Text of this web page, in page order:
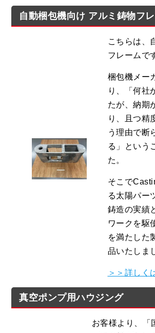
自動梱包機向け アルミ鋳物フ
こちらは、
フレームで
梱包機メー
り、「何社
たが、納期
り、且つ精
う理由で断
る」という
た。
そこで
る太陽パー
鋳造の実績
ワークを駆
を満たした
品いたしま
＞＞詳しく
真空ポンプ用ハウジング
お客様より、「